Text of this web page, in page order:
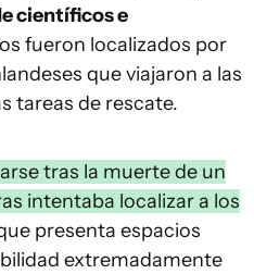
científicos e
fueron localizados por
que viajaron a las
tareas de rescate.
tras la muerte de un
intentaba localizar a los
presenta espacios
extremadamente